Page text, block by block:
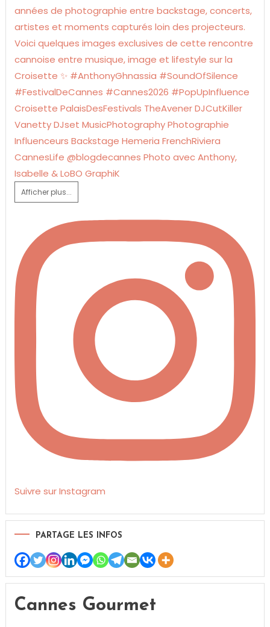
Afficher plus...
Suivre sur Instagram
PARTAGE LES INFOS
Cannes Gourmet